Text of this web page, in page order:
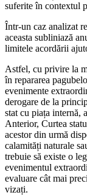
suferite în contextul
Într-un caz analizat
aceasta subliniază
limitele acordării
Astfel, cu privire la
în repararea
evenimente
derogare de la
stat cu piața internă,
Anterior, Curtea
acestor din urmă
calamități naturale
trebuie să existe o
evenimentul
evaluare cât mai
vizați.